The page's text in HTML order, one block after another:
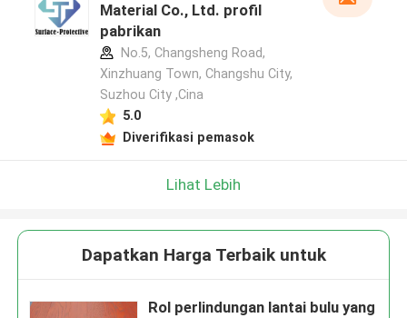
Material Co., Ltd. profil
pabrikan
No.5, Changsheng Road,
Xinzhuang Town, Changshu City,
Suzhou City ,Cina
5.0
Diverifikasi pemasok
Lihat Lebih
Dapatkan Harga Terbaik untuk
Rol perlindungan lantai bulu yang